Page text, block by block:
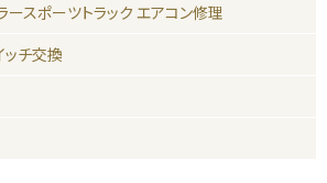
ースポーツトラック エアコン修理
ッチ交換